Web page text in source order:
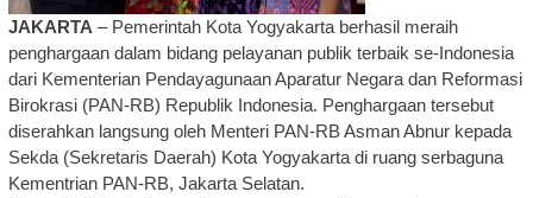
JAKARTA – Pemerintah Kota Yogyakarta berhasil meraih
penghargaan dalam bidang pelayanan publik terbaik se-Indonesia
dari Kementerian Pendayagunaan Aparatur Negara dan Reformasi
Birokrasi (PAN-RB) Republik Indonesia. Penghargaan tersebut
diserahkan langsung oleh Menteri PAN-RB Asman Abnur kepada
Sekda (Sekretaris Daerah) Kota Yogyakarta di ruang serbaguna
Kementrian PAN-RB, Jakarta Selatan.